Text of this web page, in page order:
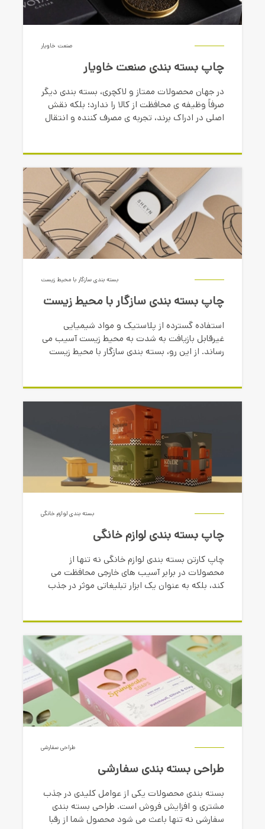
صنعت خاویار
چاپ بسته بندی صنعت خاویار
در جهان محصولات ممتاز و لاکچری، بسته بندی دیگر
صرفاً وظیفه ی محافظت از کالا را ندارد؛ بلکه نقش
اصلی در ادراک برند، تجربه ی مصرف کننده و انتقال
بسته بندی سازگار با محیط زیست
چاپ بسته بندی سازگار با محیط زیست
استفاده گسترده از پلاستیک و مواد شیمیایی
غیرقابل بازیافت به شدت به محیط زیست آسیب می
رساند. از این رو، بسته بندی سازگار با محیط زیست
بسته بندی لوازم خانگی
چاپ بسته بندی لوازم خانگی
چاپ کارتن بسته بندی لوازم خانگی نه تنها از
محصولات در برابر آسیب های خارجی محافظت می
کند، بلکه به عنوان یک ابزار تبلیغاتی موثر در جذب
طراحی سفارشی
طراحی بسته بندی سفارشی
بسته بندی محصولات یکی از عوامل کلیدی در جذب
مشتری و افزایش فروش است. طراحی بسته بندی
سفارشی نه تنها باعث می شود محصول شما از رقبا